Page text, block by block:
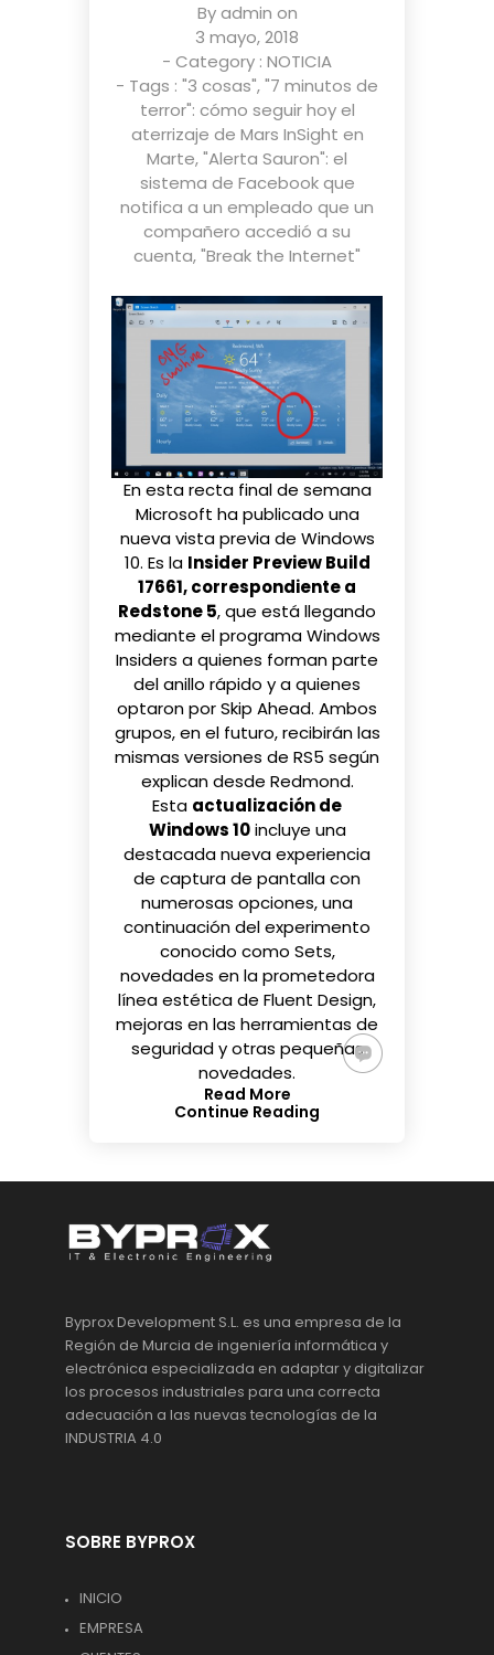
Byadmin on
3 mayo, 2018
- Category : NOTICIA
- Tags : "3 cosas","7 minutos de
terror": cómo seguir hoy el
aterrizaje de Mars InSight en
Marte,"Alerta Sauron": el
sistema de Facebook que
notifica a un empleado que un
compañero accedió a su
cuenta,"Break the Internet"
En esta recta final de semana
Microsoft ha publicado una
nueva vista previa de Windows
10. Es la Insider Preview Build
17661, correspondiente a
Redstone 5, que está llegando
mediante el programa Windows
Insiders a quienes forman parte
del anillo rápido y a quienes
optaron por Skip Ahead. Ambos
grupos, en el futuro, recibirán las
mismas versiones de RS5 según
explican desde Redmond.
Esta actualización de
Windows 10incluye una
destacada nueva experiencia
de captura de pantalla con
numerosas opciones, una
continuación del experimento
conocido como Sets,
novedades en la prometedora
línea estética de Fluent Design,
mejoras en las herramientas de
seguridad y otras pequeñas
novedades.
Read More
Continue Reading
Byprox Development S.L. es una empresa de la
Región de Murcia de ingeniería informática y
electrónica especializada en adaptar y digitalizar
los procesos industriales para una correcta
adecuación a las nuevas tecnologías de la
INDUSTRIA 4.0
SOBRE BYPROX
INICIO
EMPRESA